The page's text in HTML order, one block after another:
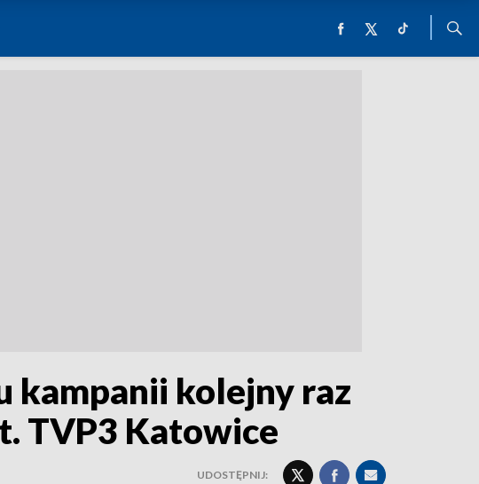
kampanii kolejny raz
TVP3 Katowice
UDOSTĘPNIJ: